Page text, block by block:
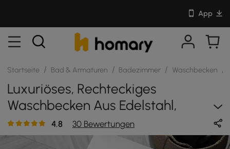
App
Startseite / Bad & Armaturen / Badezimmer / Waschbecken /
Luxuriöses, Rechteckiges
Waschbecken Aus Edelstahl,
Unterbaubar
4.8 30 Bewertungen